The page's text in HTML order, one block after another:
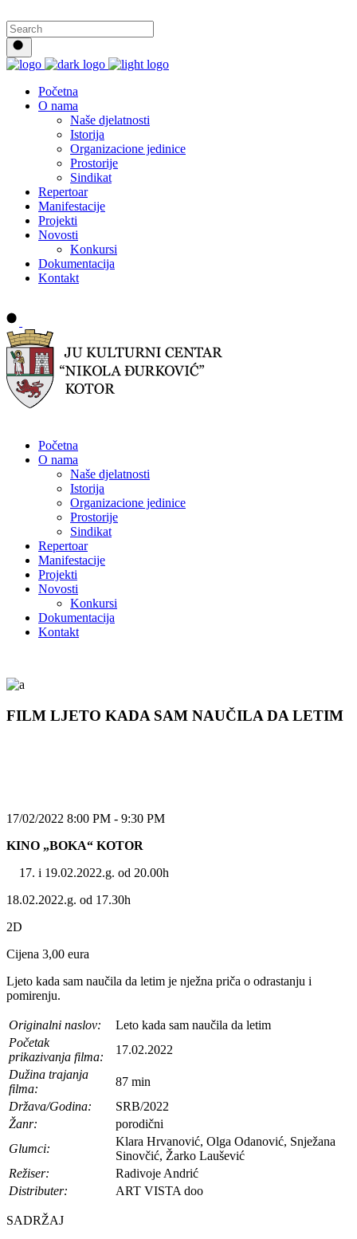
Početna
O nama
Naše djelatnosti
Istorija
Organizacione jedinice
Prostorije
Sindikat
Repertoar
Manifestacije
Projekti
Novosti
Konkursi
Dokumentacija
Kontakt
Početna
O nama
Naše djelatnosti
Istorija
Organizacione jedinice
Prostorije
Sindikat
Repertoar
Manifestacije
Projekti
Novosti
Konkursi
Dokumentacija
Kontakt
FILM LJETO KADA SAM NAUČILA DA LETIM
17/02/2022 8:00 PM - 9:30 PM
KINO „BOKA“ KOTOR
i 19.02.2022.g. od 20.00h
18.02.2022.g. od 17.30h
2D
Cijena 3,00 eura
Ljeto kada sam naučila da letim je nježna priča o odrastanju i
pomirenju.
Originalni naslov:
Leto kada sam naučila da letim
Početak
prikazivanja filma:
17.02.2022
Dužina trajanja
filma:
87 min
Država/Godina:
SRB/2022
Žanr:
porodični
Glumci:
Klara Hrvanović, Olga Odanović, Snježana
Sinovčić, Žarko Laušević
Režiser:
Radivoje Andrić
Distributer:
ART VISTA doo
SADRŽAJ